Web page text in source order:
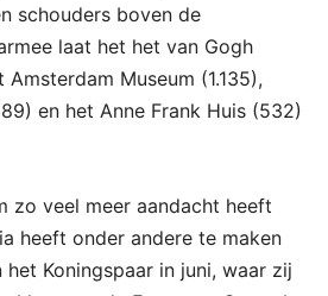
schouders boven de
laat het het van Gogh
Museum (1.135),
en het Anne Frank Huis (532)
zo veel meer aandacht heeft
heeft onder andere te maken
Koningspaar in juni, waar zij